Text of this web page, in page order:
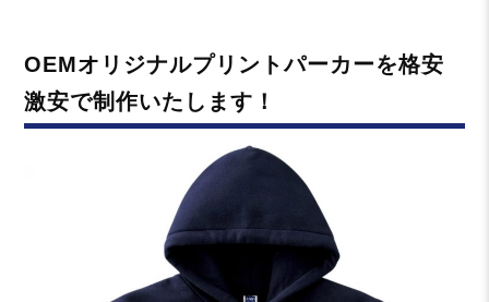
OEMオリジナルプリントパーカーを格安
激安で制作いたします！